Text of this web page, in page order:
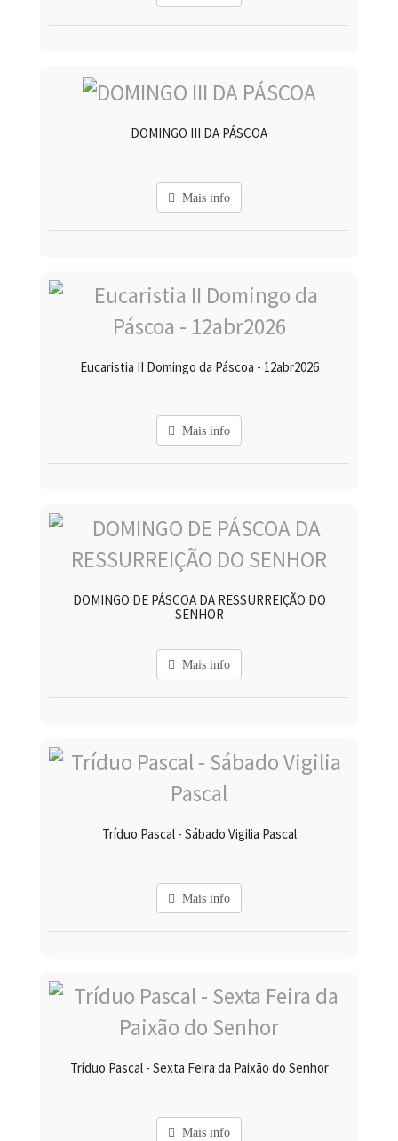
DOMINGO III DA PÁSCOA
Mais info
Eucaristia II Domingo da Páscoa - 12abr2026
Mais info
DOMINGO DE PÁSCOA DA RESSURREIÇÃO DO
SENHOR
Mais info
Tríduo Pascal - Sábado Vigilia Pascal
Mais info
Tríduo Pascal - Sexta Feira da Paixão do Senhor
Mais info